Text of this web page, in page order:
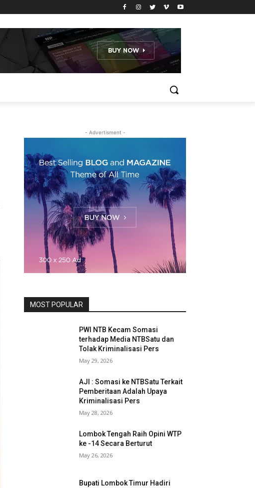
- Advertisment -
MOST POPULAR
PWI NTB Kecam Somasi
terhadap Media NTBSatu dan
Tolak Kriminalisasi Pers
May 29, 2026
AJI : Somasi ke NTBSatu Terkait
Pemberitaan Adalah Upaya
Kriminalisasi Pers
May 28, 2026
Lombok Tengah Raih Opini WTP
ke -14 Secara Berturut
May 26, 2026
Bupati Lombok Timur Hadiri